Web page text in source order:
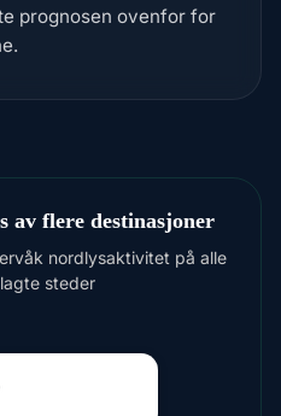
prognosen ovenfor for
av flere destinasjoner
nordlysaktivitet på alle
steder